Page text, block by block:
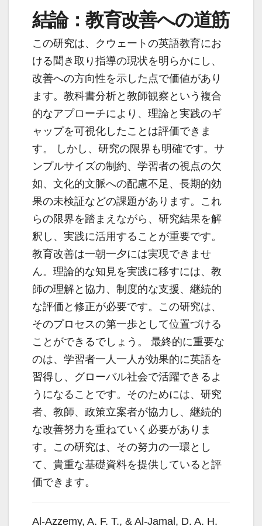
結論：教育改善への道筋
この研究は、クウェートの英語教育にお
ける聞き取り指導の現状を明らかにし、
改善への方向性を示した点で価値があり
ます。教科書分析と教師観察という複合
的なアプローチにより、理論と実践のギ
ャップを可視化したことは評価できま
す。 しかし、研究の限界も明確です。サ
ンプルサイズの制約、学習者の視点の欠
如、文化的文脈への配慮不足、長期的効
果の未検証などの課題があります。これ
らの限界を踏まえながら、研究結果を解
釈し、実践に活用することが重要です。
教育改善は一朝一夕には実現できませ
ん。理論的な知見を実践に移すには、教
師の理解と協力、制度的な支援、継続的
な評価と修正が必要です。この研究は、
そのプロセスの第一歩として位置づける
ことができるでしょう。 最終的に重要な
のは、学習者一人一人が効果的に英語を
習得し、グローバル社会で活躍できるよ
うになることです。そのためには、研究
者、教師、政策立案者が協力し、継続的
な改善努力を重ねていく必要がありま
す。この研究は、その努力の一環とし
て、貴重な基礎資料を提供していると評
価できます。
Al-Azzemy, A. F. T., & Al-Jamal, D. A. H.